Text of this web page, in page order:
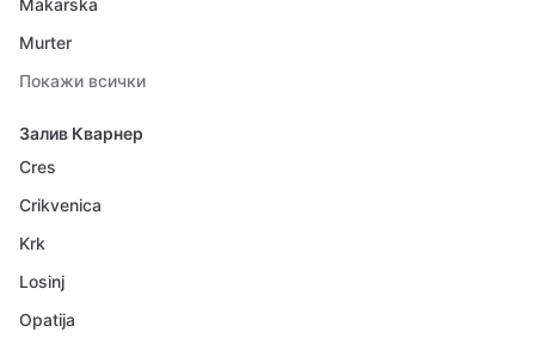
Makarska
Murter
Покажи всички
Залив Кварнер
Cres
Crikvenica
Krk
Losinj
Opatija